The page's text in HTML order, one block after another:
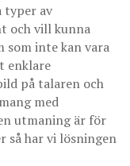
typer av
och vill kunna
inte kan vara
enklare
på talaren och
med
utmaning är för
så har vi lösningen